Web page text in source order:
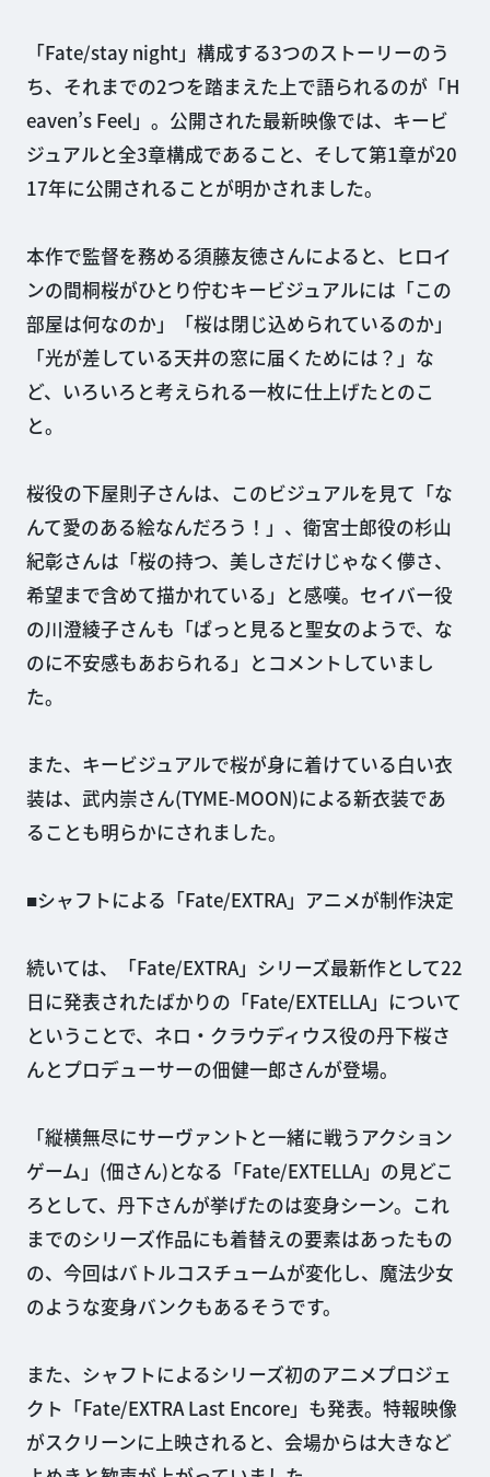
「Fate/stay night」構成する3つのストーリーのう
ち、それまでの2つを踏まえた上で語られるのが「H
eaven’s Feel」。公開された最新映像では、キービ
ジュアルと全3章構成であること、そして第1章が20
17年に公開されることが明かされました。
本作で監督を務める須藤友徳さんによると、ヒロイ
ンの間桐桜がひとり佇むキービジュアルには「この
部屋は何なのか」「桜は閉じ込められているのか」
「光が差している天井の窓に届くためには？」な
ど、いろいろと考えられる一枚に仕上げたとのこ
と。
桜役の下屋則子さんは、このビジュアルを見て「な
んて愛のある絵なんだろう！」、衛宮士郎役の杉山
紀彰さんは「桜の持つ、美しさだけじゃなく儚さ、
希望まで含めて描かれている」と感嘆。セイバー役
の川澄綾子さんも「ぱっと見ると聖女のようで、な
のに不安感もあおられる」とコメントしていまし
た。
また、キービジュアルで桜が身に着けている白い衣
装は、武内崇さん(TYME-MOON)による新衣装であ
ることも明らかにされました。
■シャフトによる「Fate/EXTRA」アニメが制作決定
続いては、「Fate/EXTRA」シリーズ最新作として22
日に発表されたばかりの「Fate/EXTELLA」について
ということで、ネロ・クラウディウス役の丹下桜さ
んとプロデューサーの佃健一郎さんが登場。
「縦横無尽にサーヴァントと一緒に戦うアクション
ゲーム」(佃さん)となる「Fate/EXTELLA」の見どこ
ろとして、丹下さんが挙げたのは変身シーン。これ
までのシリーズ作品にも着替えの要素はあったもの
の、今回はバトルコスチュームが変化し、魔法少女
のような変身バンクもあるそうです。
また、シャフトによるシリーズ初のアニメプロジェ
クト「Fate/EXTRA Last Encore」も発表。特報映像
がスクリーンに上映されると、会場からは大きなど